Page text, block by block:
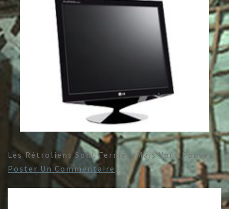
Les Rétroliens Sont Fermés, Mais Vous Pouvez
Poster Un Commentaire .